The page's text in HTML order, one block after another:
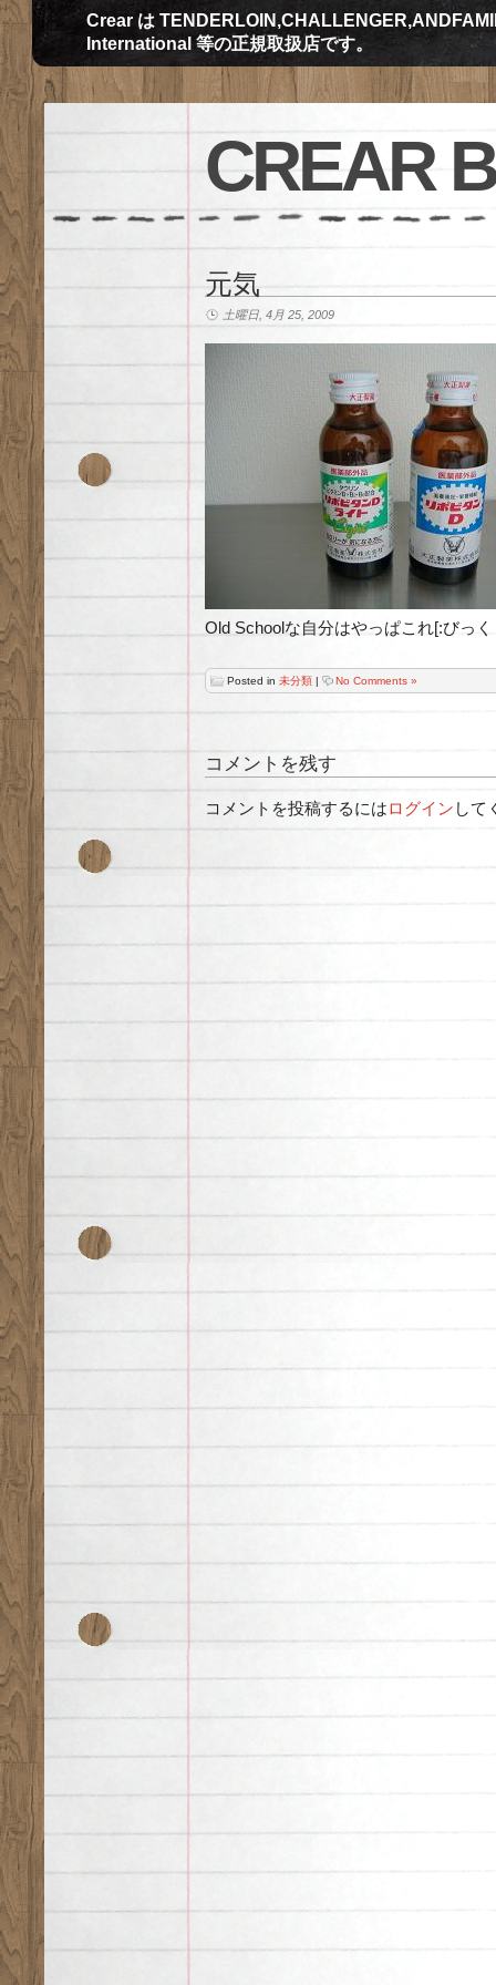
Crear は
International 等の正規取扱店です。
CREAR
元気
土曜日, 4月 25, 2009
Old Schoolな自分はやっぱこれ[:びっく
Posted in 未分類 | No Comments »
コメントを残す
コメントを投稿するにはログイン して